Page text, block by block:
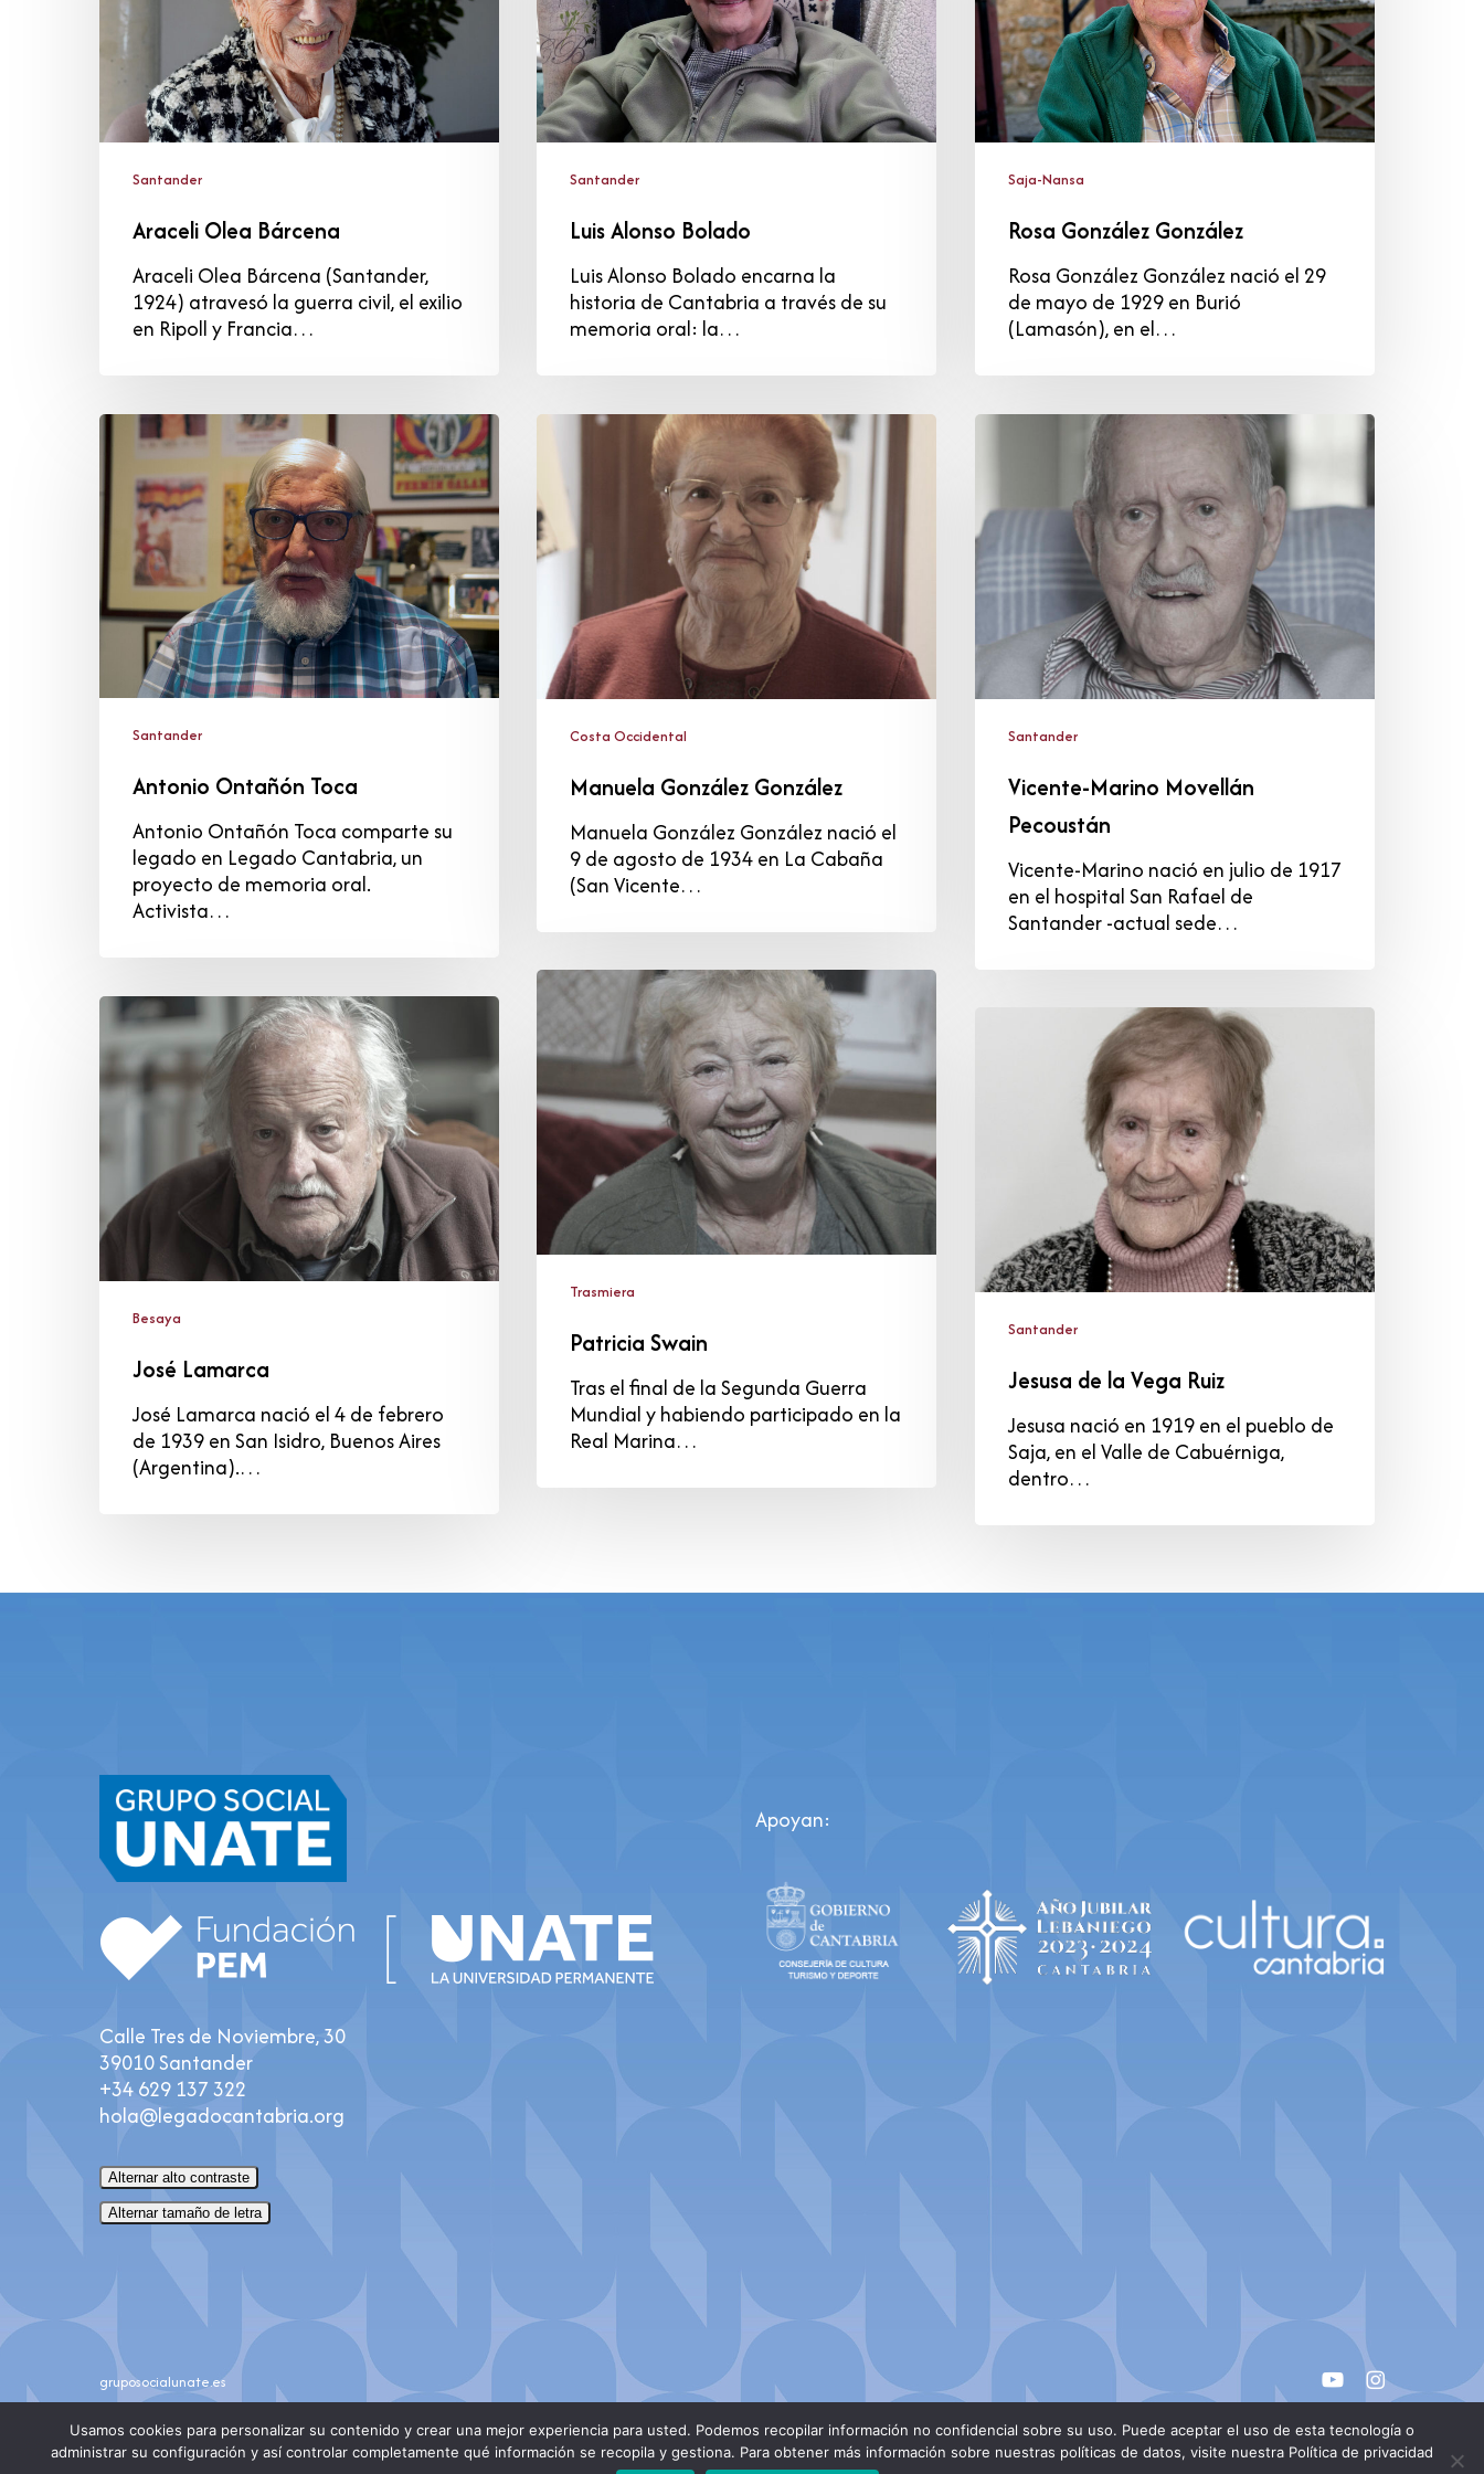
Santander
Araceli Olea Bárcena
Araceli Olea Bárcena (Santander,
1924) atravesó la guerra civil, el exilio
en Ripoll y Francia…
Santander
Luis Alonso Bolado
Luis Alonso Bolado encarna la
historia de Cantabria a través de su
memoria oral: la…
Saja-Nansa
Rosa González González
Rosa González González nació el 29
de mayo de 1929 en Burió
(Lamasón), en el…
Antonio
Ontañón
Toca
Santander
Antonio Ontañón Toca
Antonio Ontañón Toca comparte su
legado en Legado Cantabria, un
proyecto de memoria oral.
Activista…
Manuela
Costa Occidental
Manuela González González
Manuela González González nació el
9 de agosto de 1934 en La Cabaña
(San Vicente…
Vicente-
Pecoustán
Santander
Vicente-Marino Movellán
Pecoustán
Vicente-Marino nació en julio de 1917
en el hospital San Rafael de
Santander -actual sede…
Patricia
Swain
Trasmiera
Patricia Swain
Tras el final de la Segunda Guerra
Mundial y habiendo participado en la
Real Marina…
José
Lamarca
Besaya
José Lamarca
José Lamarca nació el 4 de febrero
de 1939 en San Isidro, Buenos Aires
(Argentina).…
Santander
Jesusa de la Vega Ruiz
Jesusa nació en 1919 en el pueblo de
Saja, en el Valle de Cabuérniga,
dentro…
Calle Tres de Noviembre, 30
39010 Santander
+34 629 137 322
hola@legadocantabria.org
Alternar alto contraste
Alternar tamaño de letra
Apoyan:
gruposocialunate.es youtubeinstagram
Usamos cookies para personalizar su contenido y crear una mejor experiencia para usted. Podemos recopilar información no confidencial sobre su uso. Puede aceptar el uso de esta tecnología o
administrar su configuración y así controlar completamente qué información se recopila y gestiona. Para obtener más información sobre nuestras políticas de datos, visite nuestra Política de privacidad